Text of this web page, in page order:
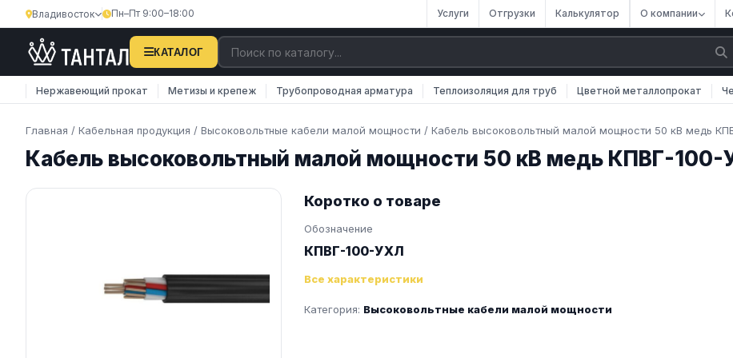
Владивосток Пн–Пт 9:00–18:00 Услуги Отгрузки Калькулятор О компании
КАТАЛОГ
Нержавеющий прокат Метизы и крепеж Трубопроводная арматура Теплоизоляция для труб Цветной металлопрокат
Главная / Кабельная продукция / Высоковольтные кабели малой мощности / Кабель высоковольтный малой мощности 50 кВ медь
Кабель высоковольтный малой мощности 50 кВ медь КПВГ-
Коротко о товаре
Обозначение
КПВГ-100-УХЛ
Все характеристики
Категория: Высоковольтные кабели малой мощности
×
Затрудняетесь с поиском?
Наши менеджеры оперативно подберут вам
необходимую продукцию. Закажите обратную
Телефон E-mail
ОТПРАВИТЬ